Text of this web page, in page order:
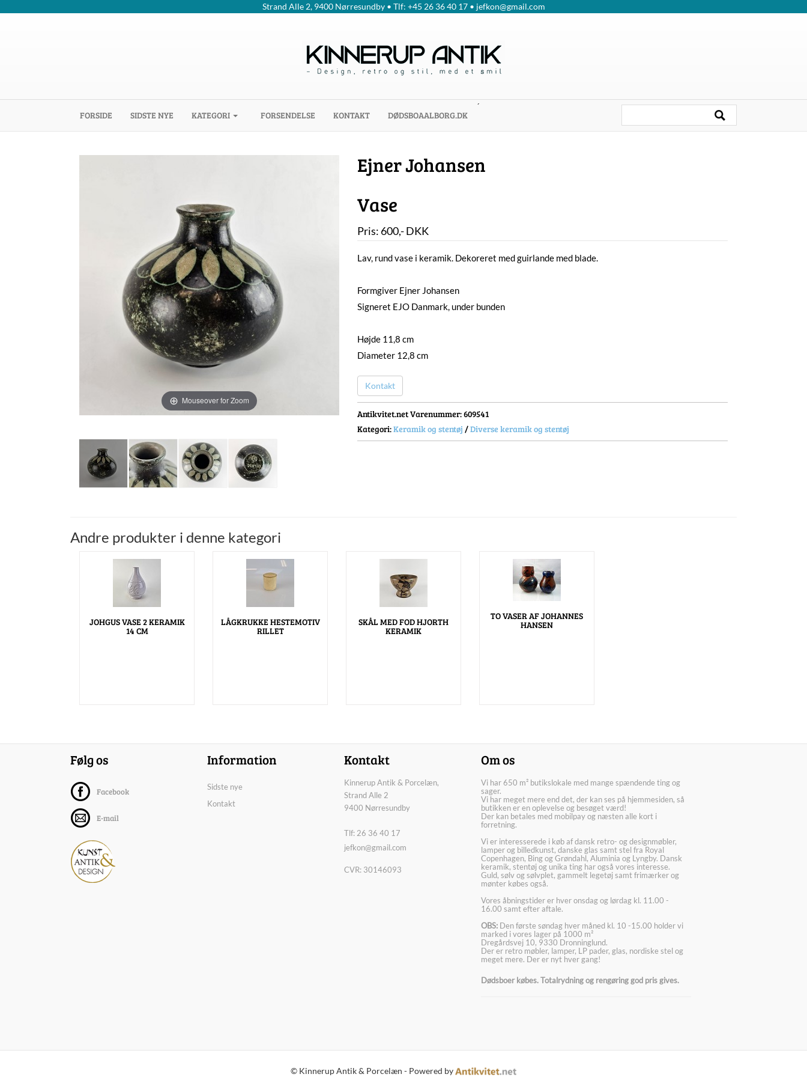
Strand Alle 2, 9400 Nørresundby • Tlf: +45 26 36 40 17 • jefkon@gmail.com
FORSIDE (CURRENT)
SIDSTE NYE KATEGORI FORSENDELSE KONTAKT DØDSBOAALBORG.DK
´
Mouseover for Zoom
Ejner Johansen
Vase
Pris: 600,-DKK
Lav, rund vase i keramik. Dekoreret med guirlande med blade.
Formgiver Ejner Johansen
Signeret EJO Danmark, under bunden
Højde 11,8 cm
Diameter 12,8 cm
Kontakt
Antikvitet.net Varenummer: 609541
Kategori:Keramik og stentøj /Diverse keramik og stentøj
Andre produkter i denne kategori
JOHGUS VASE 2 KERAMIK
14 CM
LÅGKRUKKE HESTEMOTIV
RILLET
SKÅL MED FOD HJORTH
KERAMIK
TO VASER AF JOHANNES
HANSEN
Følg os
Facebook
E-mail
Information
Sidste nye
Kontakt
Kontakt
Kinnerup Antik & Porcelæn,
Strand Alle 2
9400 Nørresundby
Tlf: 26 36 40 17
jefkon@gmail.com
CVR: 30146093
Om os
Vi har 650 m² butikslokale med mange spændende ting og
sager.
Vi har meget mere end det, der kan ses på hjemmesiden, så
butikken er en oplevelse og besøget værd!
Der kan betales med mobilpay og næsten alle kort i
forretning.
Vi er interesserede i køb af dansk retro- og designmøbler,
lamper og billedkunst, danske glas samt stel fra Royal
Copenhagen, Bing og Grøndahl, Aluminia og Lyngby. Dansk
keramik, stentøj og unika ting har også vores interesse.
Guld, sølv og sølvplet, gammelt legetøj samt frimærker og
mønter købes også.
Vores åbningstider er hver onsdag og lørdag kl. 11.00 -
16.00 samt efter aftale.
OBS: Den første søndag hver måned kl. 10 -15.00 holder vi
marked i vores lager på 1000 m²
Dregårdsvej 10, 9330 Dronninglund.
Der er retro møbler, lamper, LP pader, glas, nordiske stel og
meget mere. Der er nyt hver gang!
Dødsboer købes. Totalrydning og rengøring god pris gives.
© Kinnerup Antik & Porcelæn - Powered by